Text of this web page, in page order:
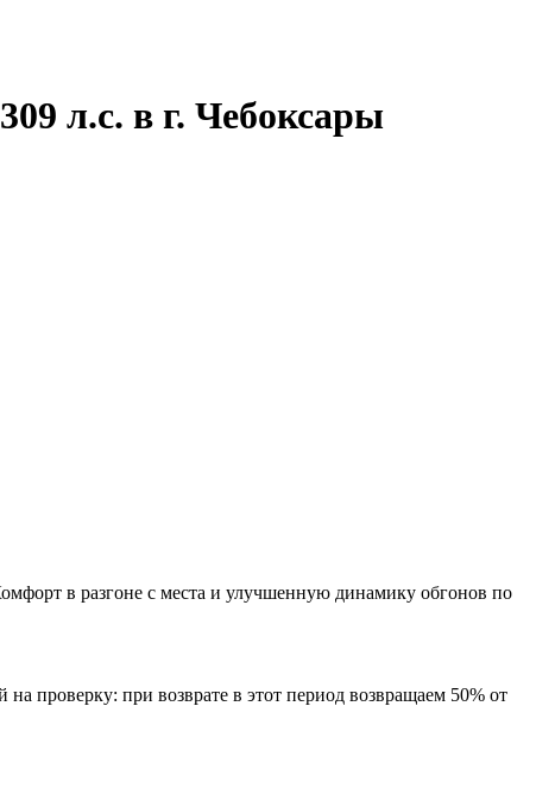
л.с. в г. Чебоксары
в разгоне с места и улучшенную динамику обгонов по
проверку: при возврате в этот период возвращаем 50% от